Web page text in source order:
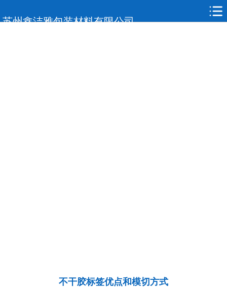
苏州鑫洁雅包装材料有限公司
网站首页
不干胶标签优点和模切方式